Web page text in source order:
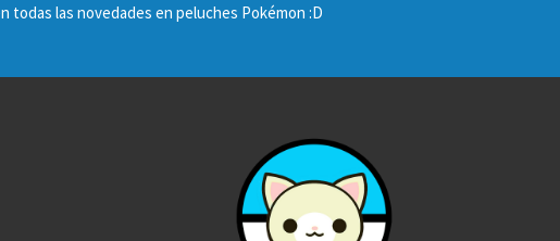
las novedades en peluches Pokémon :D